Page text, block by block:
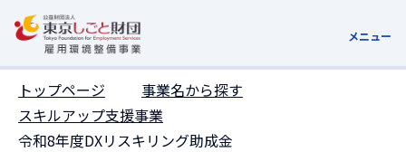
ここがページトップです
メニュー
トップページ
事業名から探す
スキルアップ支援事業
令和8年度DXリスキリング助成金